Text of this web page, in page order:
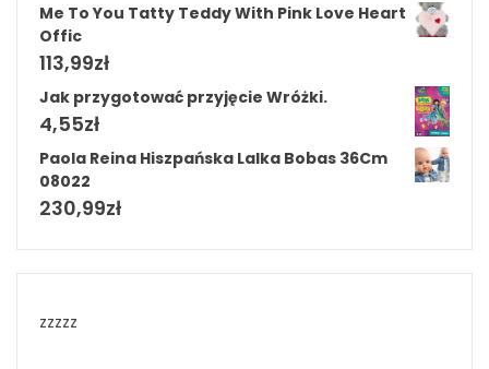
Me To You Tatty Teddy With Pink Love Heart
Offic
113,99zł
Jak przygotować przyjęcie Wróżki.
4,55zł
Paola Reina Hiszpańska Lalka Bobas 36Cm
08022
230,99zł
zzzzz